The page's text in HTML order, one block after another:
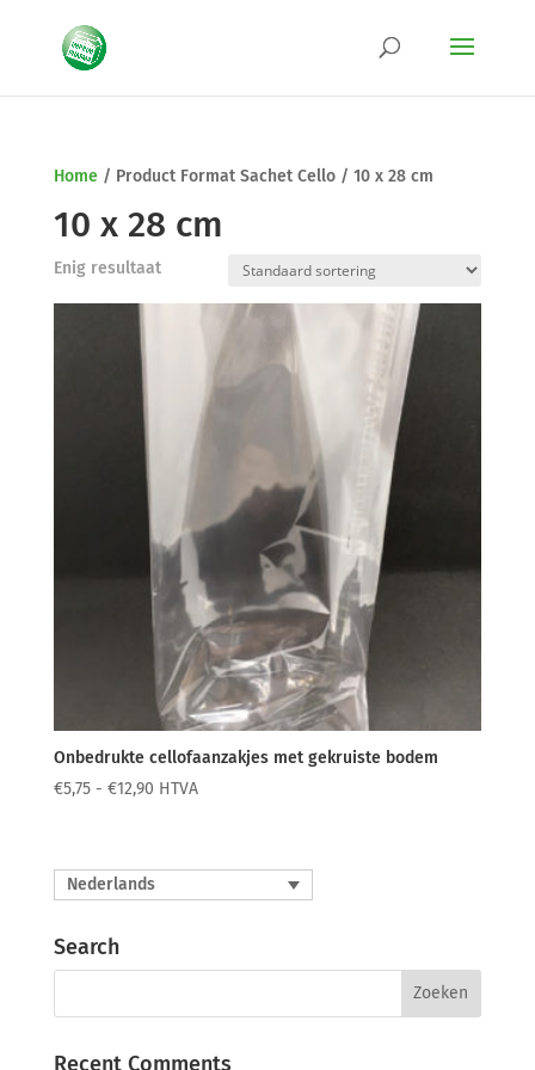
Home/ Product Format Sachet Cello/ 10 x 28 cm
10 x 28 cm
Enig resultaat
Onbedrukte cellofaanzakjes met gekruiste bodem
€5,75 - €12,90Prijsklasse:
€12,90
HTVA
Nederlands
Search
Recent Comments